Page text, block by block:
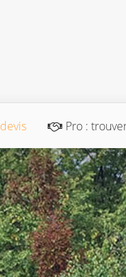
Pro :